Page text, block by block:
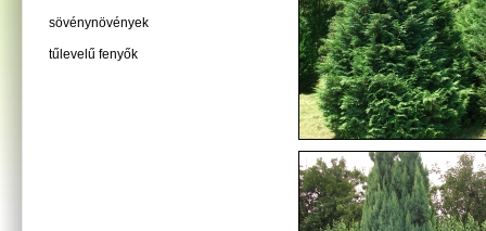
sövénynövények
tűlevelű fenyők